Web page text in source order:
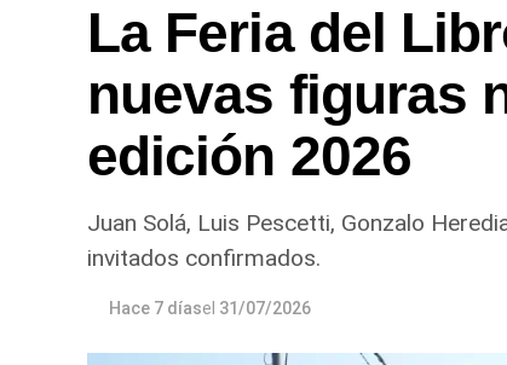
La Feria del
nuevas figuras
edición 2026
Juan Solá, Luis Pescetti, Gonzalo
invitados confirmados.
Hace 7 díasel 31/07/2026